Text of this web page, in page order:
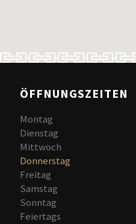
ÖFFNUNGSZEITEN
Montag
Dienstag
Mittwoch
Donnerstag
Freitag
Samstag
Sonntag
Feiertags